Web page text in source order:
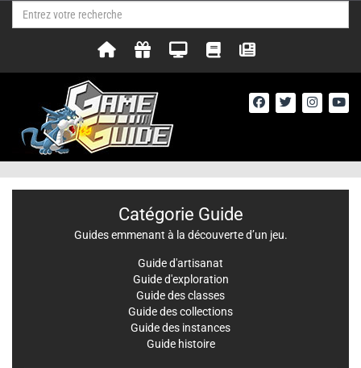
Catégorie Guide
Guides emmenant à la découverte d’un jeu.
Guide d'artisanat
Guide d'exploration
Guide des classes
Guide des collections
Guide des instances
Guide histoire